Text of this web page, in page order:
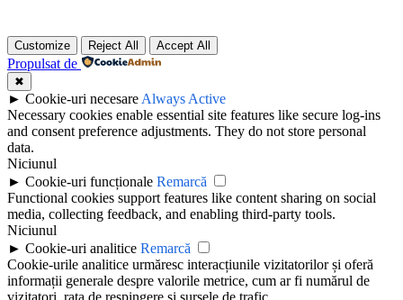
Customize Reject All Accept All
Propulsat de
✖
► Cookie-uri necesare Always Active
Necessary cookies enable essential site features like secure log-ins
and consent preference adjustments. They do not store personal
data.
Niciunul
► Cookie-uri funcționale Remarcă
Functional cookies support features like content sharing on social
media, collecting feedback, and enabling third-party tools.
Niciunul
► Cookie-uri analitice Remarcă
Cookie-urile analitice urmăresc interacțiunile vizitatorilor și oferă
informații generale despre valorile metrice, cum ar fi numărul de
vizitatori, rata de respingere și sursele de trafic.